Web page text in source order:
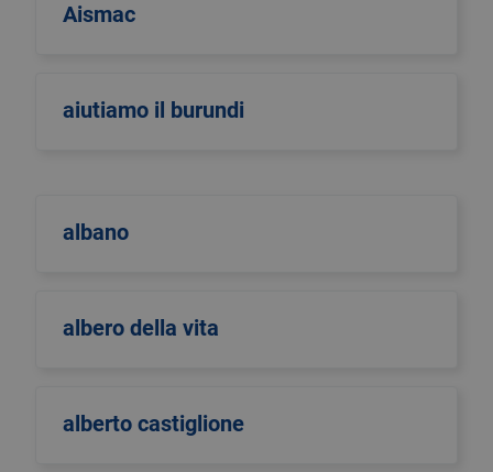
Aismac
aiutiamo il burundi
albano
albero della vita
alberto castiglione